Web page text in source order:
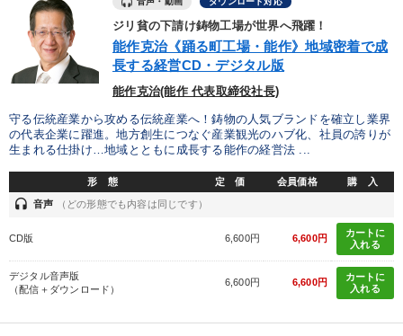
ジリ貧の下請け鋳物工場が世界へ飛躍！
能作克治《踊る町工場・能作》地域密着で成
長する経営CD・デジタル版
能作克治(能作 代表取締役社長)
守る伝統産業から攻める伝統産業へ！鋳物の人気ブランドを確立し業界
の代表企業に躍進。地方創生につなぐ産業観光のハブ化、社員の誇りが
生まれる仕掛け…地域とともに成長する能作の経営法 ...
形 態 定 価 会員価格 購 入
headset 音声 （どの形態でも内容は同じです）
CD版 6,600円 6,600円
カートに
入れる
デジタル音声版
（配信＋ダウンロード）
6,600円 6,600円
カートに
入れる